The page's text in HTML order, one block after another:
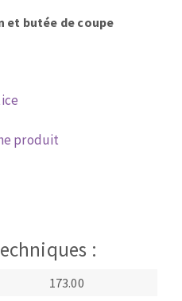
et butée de coupe
produit
:
173.00